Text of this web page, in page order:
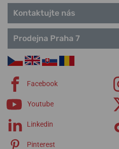
Kontaktujte nás
Prodejna Praha 7
Facebook
Youtube
Linkedin
Pinterest